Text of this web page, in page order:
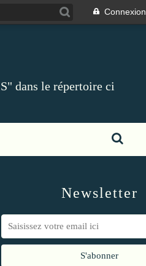
Connexion
dans le répertoire ci
Newsletter